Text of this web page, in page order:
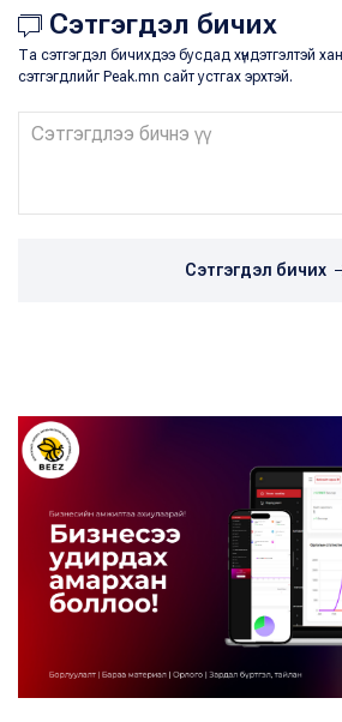
Сэтгэгдэл бичих
Та сэтгэгдэл бичихдээ бусдад хүндэтгэлтэй
сэтгэгдлийг Peak.mn сайт устгах эрхтэй.
Сэтгэгдэл бичих